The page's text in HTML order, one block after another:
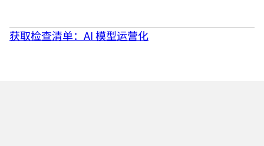
获取检查清单：AI 模型运营化